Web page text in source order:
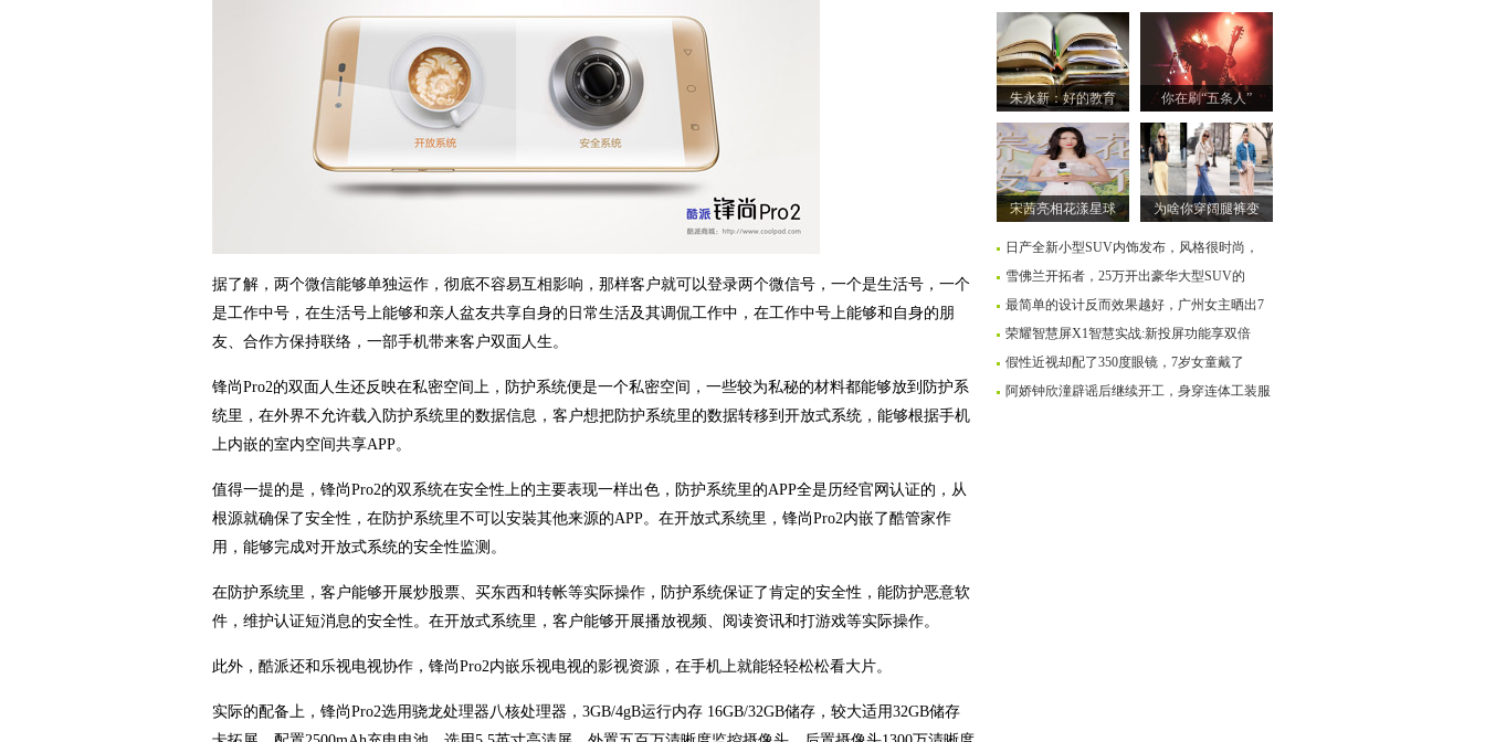
据了解，两个微信能够单独运作，彻底不容易互相影响，那样客户就可以登录两个微信号，一个是生活号，一个
是工作中号，在生活号上能够和亲人盆友共享自身的日常生活及其调侃工作中，在工作中号上能够和自身的朋
友、合作方保持联络，一部手机带来客户双面人生。
锋尚Pro2的双面人生还反映在私密空间上，防护系统便是一个私密空间，一些较为私秘的材料都能够放到防护系
统里，在外界不允许载入防护系统里的数据信息，客户想把防护系统里的数据转移到开放式系统，能够根据手机
上内嵌的室内空间共享APP。
值得一提的是，锋尚Pro2的双系统在安全性上的主要表现一样出色，防护系统里的APP全是历经官网认证的，从
根源就确保了安全性，在防护系统里不可以安裝其他来源的APP。在开放式系统里，锋尚Pro2内嵌了酷管家作
用，能够完成对开放式系统的安全性监测。
在防护系统里，客户能够开展炒股票、买东西和转帐等实际操作，防护系统保证了肯定的安全性，能防护恶意软
件，维护认证短消息的安全性。在开放式系统里，客户能够开展播放视频、阅读资讯和打游戏等实际操作。
此外，酷派还和乐视电视协作，锋尚Pro2内嵌乐视电视的影视资源，在手机上就能轻轻松松看大片。
实际的配备上，锋尚Pro2选用骁龙处理器八核处理器，3GB/4gB运行内存 16GB/32GB储存，较大适用32GB储存
朱永新：好的教育 你在刷“五条人”
宋茜亮相花漾星球 为啥你穿阔腿裤变
日产全新小型SUV内饰发布，风格很时尚，
雪佛兰开拓者，25万开出豪华大型SUV的
最简单的设计反而效果越好，广州女主晒出7
荣耀智慧屏X1智慧实战:新投屏功能享双倍
假性近视却配了350度眼镜，7岁女童戴了
阿娇钟欣潼辟谣后继续开工，身穿连体工装服